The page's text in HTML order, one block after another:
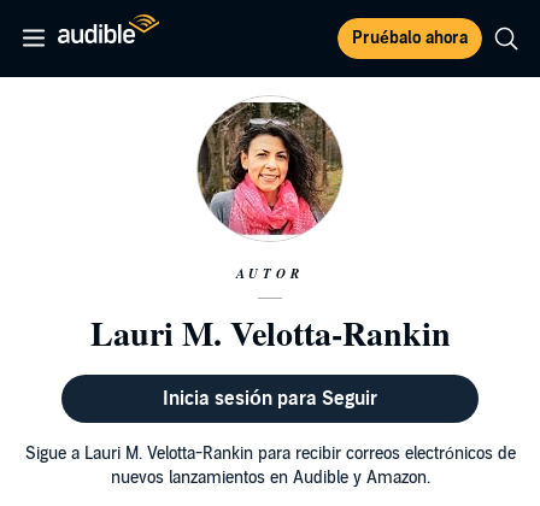
Pruébalo ahora
AUTOR
Lauri M. Velotta-Rankin
Inicia sesión para Seguir
Sigue a Lauri M. Velotta-Rankin para recibir correos electrónicos de
nuevos lanzamientos en Audible y Amazon.